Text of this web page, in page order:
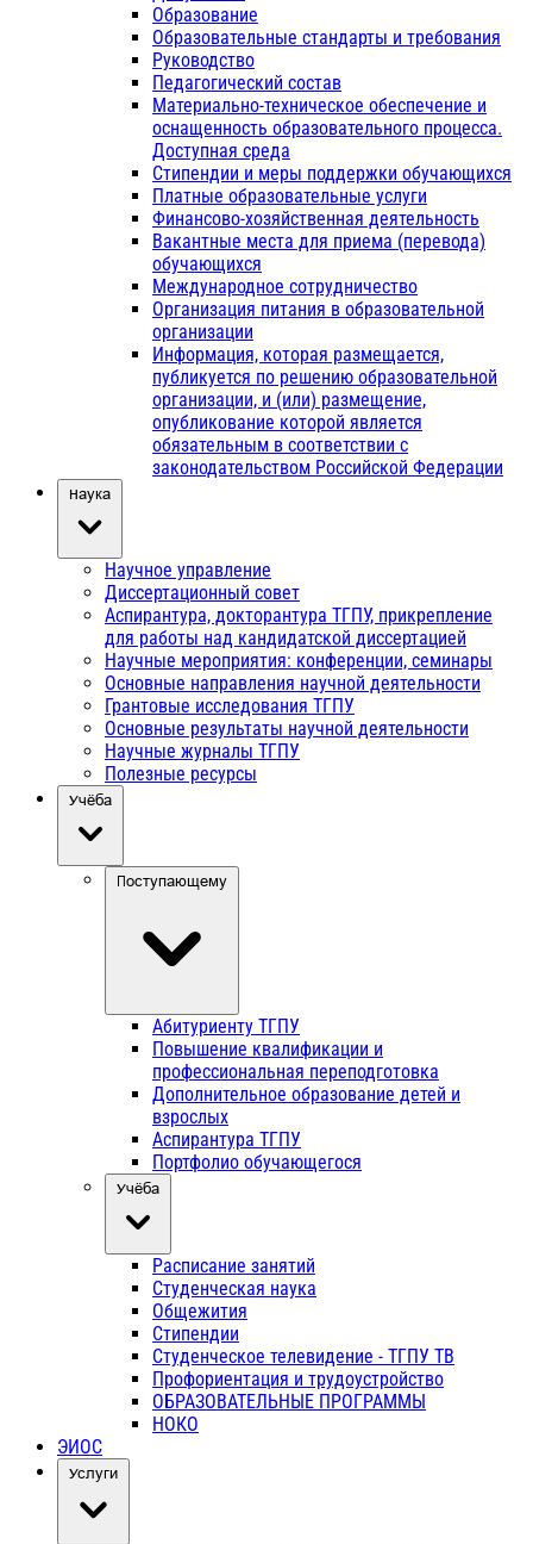
Образование
Образовательные стандарты и требования
Руководство
Педагогический состав
Материально-техническое обеспечение и
оснащенность образовательного процесса.
Доступная среда
Стипендии и меры поддержки обучающихся
Платные образовательные услуги
Финансово-хозяйственная деятельность
Вакантные места для приема (перевода)
обучающихся
Международное сотрудничество
Организация питания в образовательной
организации
Информация, которая размещается,
публикуется по решению образовательной
организации, и (или) размещение,
опубликование которой является
обязательным в соответствии с
законодательством Российской Федерации
Наука
Научное управление
Диссертационный совет
Аспирантура, докторантура ТГПУ, прикрепление
для работы над кандидатской диссертацией
Научные мероприятия: конференции, семинары
Основные направления научной деятельности
Грантовые исследования ТГПУ
Основные результаты научной деятельности
Научные журналы ТГПУ
Полезные ресурсы
Учёба
Поступающему
Абитуриенту ТГПУ
Повышение квалификации и
профессиональная переподготовка
Дополнительное образование детей и
взрослых
Аспирантура ТГПУ
Портфолио обучающегося
Учёба
Расписание занятий
Студенческая наука
Общежития
Стипендии
Студенческое телевидение - ТГПУ ТВ
Профориентация и трудоустройство
ОБРАЗОВАТЕЛЬНЫЕ ПРОГРАММЫ
НОКО
ЭИОС
Услуги